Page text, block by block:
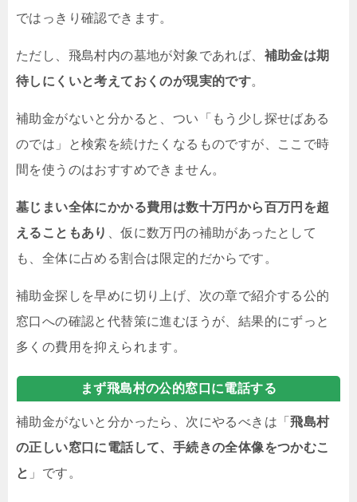
ではっきり確認できます。
ただし、飛島村内の墓地が対象であれば、 補助金は期
待しにくいと考えておくのが現実的です。
補助金がないと分かると、つい「もう少し探せばある
のでは」と検索を続けたくなるものですが、ここで時
間を使うのはおすすめできません。
墓じまい全体にかかる費用は数十万円から百万円を超
えることもあり
、仮に数万円の補助があったとして
も、全体に占める割合は限定的だからです。
補助金探しを早めに切り上げ、次の章で紹介する公的
窓口への確認と代替策に進むほうが、結果的にずっと
多くの費用を抑えられます。
まず飛島村の公的窓口に電話する
補助金がないと分かったら、次にやるべきは「飛島村
の正しい窓口に電話して、手続きの全体像をつかむこ
と 」です。